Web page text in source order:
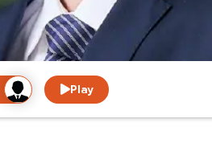
Play